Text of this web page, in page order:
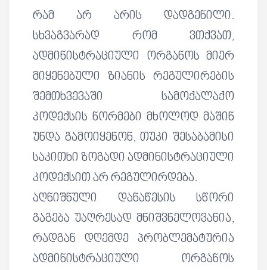
რამ არ არის დადგენილი.
სხვაგვარად რომ ვთქვათ,
ადმინისტრაციული ორგანოს მიერ
მიყენებული ზიანის რეგულირების
შემთხვევაში სამოქალაქო
კოდექსის ნორმები მხოლოდ მაშინ
უნდა გამოიყენონ, თუკი შესაბამისი
საკითხი ზოგადი ადმინისტრაციული
კოდექსით არ რეგულირდება.
აღნიშნული დანაწესის სწორი
გაგება უაღრესად მნიშვნელოვანია,
რადგან დღემდე პრობლემატურია
ადმინისტრაციული ორგანოს